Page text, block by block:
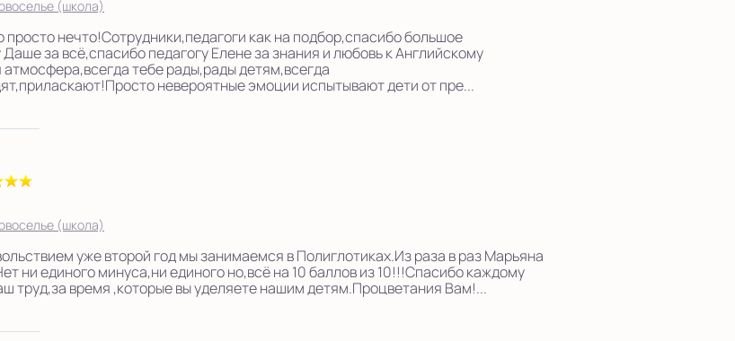
(школа)
просто нечто!Сотрудники,педагоги как на подбор,спасибо большое
за всё,спасибо педагогу Елене за знания и любовь к Английскому
тебе рады,рады детям,всегда
невероятные эмоции испытывают дети от пре...
(школа)
уже второй год мы занимаемся в Полиглотиках.Из раза в раз Марьяна
ни единого минуса,ни единого но,всё на 10 баллов из 10!!!Спасибо каждому
труд,за время ,которые вы уделяете нашим детям.Процветания Вам!...